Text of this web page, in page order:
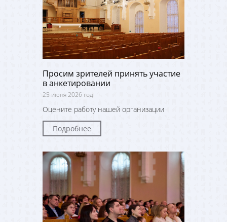
Просим зрителей принять участие
в анкетировании
25 июня 2026 год
Оцените работу нашей организации
Подробнее